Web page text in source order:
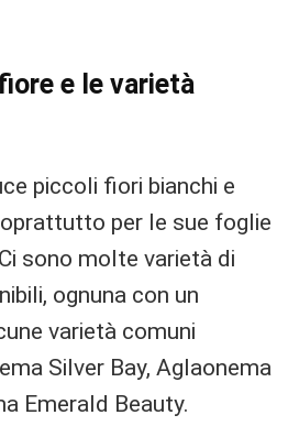
e le varietà
piccoli fiori bianchi e
per le sue foglie
sono molte varietà di
ognuna con un
varietà comuni
Silver Bay, Aglaonema
Emerald Beauty.